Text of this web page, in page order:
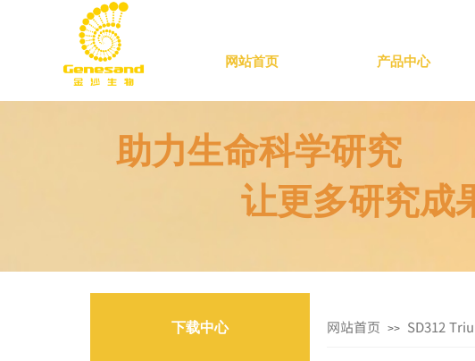
网站首页 产品中心
助力生命科学研究
让更多研究成
下载中心 网站首页 >> SD312